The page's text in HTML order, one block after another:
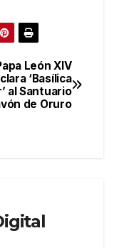
León XIV
‘Basílica
al Santuario
de Oruro